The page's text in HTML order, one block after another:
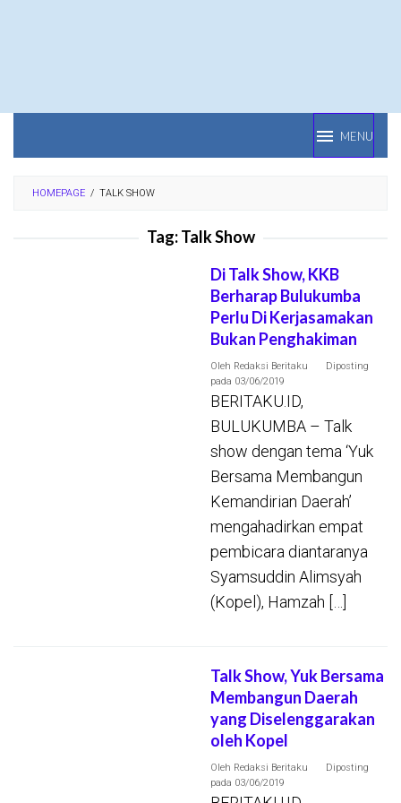
MENU
HOMEPAGE / TALK SHOW
Tag:Talk Show
Di Talk Show, KKB
Berharap Bulukumba
Perlu Di Kerjasamakan
Bukan Penghakiman
Oleh Redaksi Beritaku
Diposting
pada 03/06/2019
BERITAKU.ID,
BULUKUMBA – Talk
show dengan tema ‘Yuk
Bersama Membangun
Kemandirian Daerah’
mengahadirkan empat
pembicara diantaranya
Syamsuddin Alimsyah
(Kopel), Hamzah […]
Talk Show, Yuk Bersama
Membangun Daerah
yang Diselenggarakan
oleh Kopel
Oleh Redaksi Beritaku
Diposting
pada 03/06/2019